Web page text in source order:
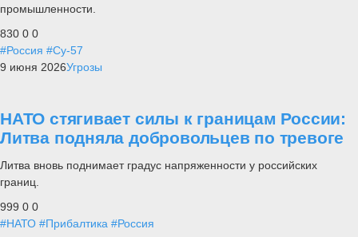
промышленности.
830 0 0
#Россия #Су-57
9 июня 2026Угрозы
НАТО стягивает силы к границам России:
Литва подняла добровольцев по тревоге
Литва вновь поднимает градус напряженности у российских
границ.
999 0 0
#НАТО #Прибалтика #Россия